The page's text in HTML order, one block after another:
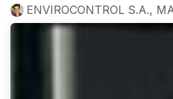
ENVIROCONTROL S.A.,